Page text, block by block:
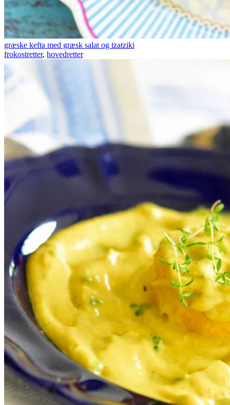
græske kefta med græsk salat og tzatziki
frokostretter, hovedretter